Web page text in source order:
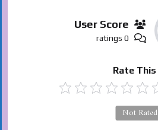
User Score
0 ratings
Rate This
Not Rated